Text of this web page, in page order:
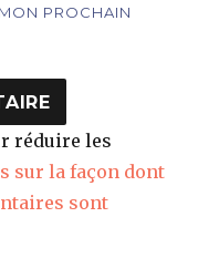
PROCHAIN
réduire les
sur la façon dont
sont